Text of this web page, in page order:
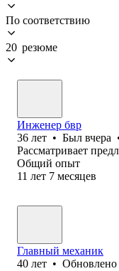
По соответствию
20 резюме
Инженер бвр
36 лет • Был вчера
Рассматривает
Общий опыт
11 лет 7 месяцев
Главный механик
40 лет • Обновлено